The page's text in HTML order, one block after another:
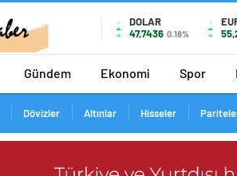
DOLAR
47,7436 0.18%
Gündem Ekonomi Spor
Dövizler Altınlar Hisseler